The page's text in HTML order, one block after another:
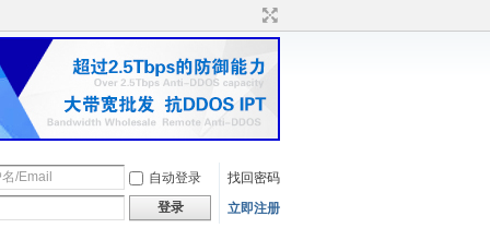
自动登录
找回密码
登录
立即注册